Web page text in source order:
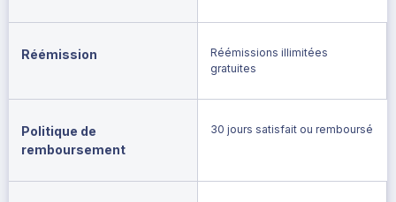
Réémission
Réémissions illimitées
gratuites
Politique de
remboursement
30 jours satisfait ou remboursé